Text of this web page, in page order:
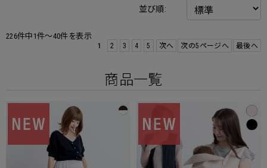
並び順:
226件中1件～40件を表示
1 2 3 4 5 次へ 次の5ページへ 最後へ
商品一覧